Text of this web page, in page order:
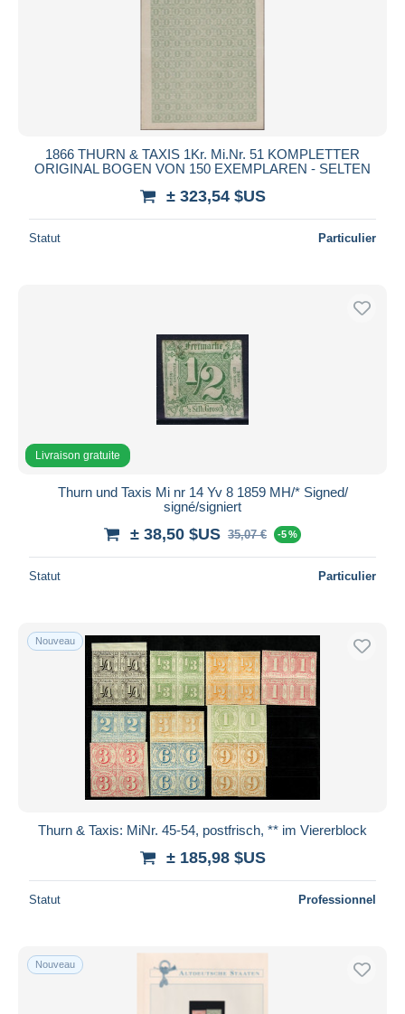
1866 THURN & TAXIS 1Kr. Mi.Nr. 51 KOMPLETTER
ORIGINAL BOGEN VON 150 EXEMPLAREN - SELTEN
± 323,54 $US
Statut Particulier
Livraison gratuite
Thurn und Taxis Mi nr 14 Yv 8 1859 MH/* Signed/
signé/signiert
± 38,50 $US 35,07 € -5 %
Statut Particulier
Nouveau
Thurn & Taxis: MiNr. 45-54, postfrisch, ** im Viererblock
± 185,98 $US
Statut Professionnel
Nouveau